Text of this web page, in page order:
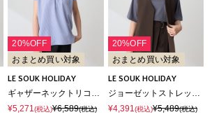
20%OFF
おまとめ買い対象
LE SOUK HOLIDAY
¥5,271(税込)¥6,589(税込)
20%OFF
おまとめ買い対象
LE SOUK HOLIDAY
¥4,391(税込)¥5,489(税込)